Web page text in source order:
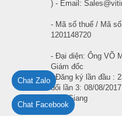
Chat Zalo
Chat Facebook
) - Email:
- Mã số thuế / Mã
1201148720
- Đại diện: Ông VÕ
Giám đốc
- Đăng ký lần đầu :
đổi lần 3: 08/08/
Tiền Giang